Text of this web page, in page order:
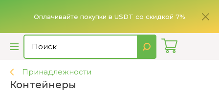
Оплачивайте покупки в USDT со скидкой 7%
Принадлежности
Контейнеры